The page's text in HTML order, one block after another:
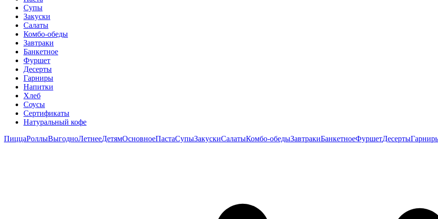
Супы
Закуски
Салаты
Комбо-обеды
Завтраки
Банкетное
Фуршет
Десерты
Гарниры
Напитки
Хлеб
Соусы
Сертификаты
Натуральный кофе
ПиццаРоллыВыгодноЛетнееДетямОсновноеПастаСупыЗакускиСалатыКомбо-обедыЗавтракиБанкетноеФуршетДесерты